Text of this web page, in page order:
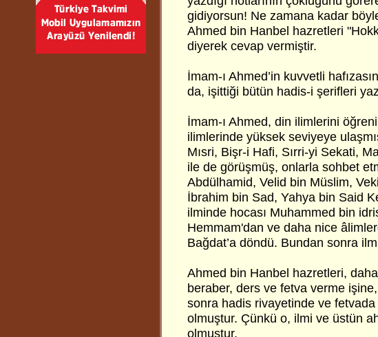
gidiyorsun! Ne zamana kadar
Ahmed bin Hanbel hazretleri
diyerek cevap vermiştir.
İmam-ı Ahmed’in kuvvetli
da, işittiği bütün hadis-i şerifleri
İmam-ı Ahmed, din ilimlerini
ilimlerinde yüksek seviyeye
Mısri, Bişr-i Hafi, Sırri-yi Sekati,
ile de görüşmüş, onlarla sohbet
Abdülhamid, Velid bin Müslim,
İbrahim bin Sad, Yahya bin Said
ilminde hocası Muhammed bin
Hemmam'dan ve daha nice
Bağdat’a döndü. Bundan sonra
Ahmed bin Hanbel hazretleri,
beraber, ders ve fetva verme işine,
sonra hadis rivayetinde ve
olmuştur. Çünkü o, ilmi ve üstün
olmuştur.